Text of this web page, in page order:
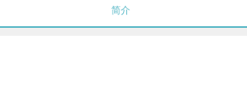
简介